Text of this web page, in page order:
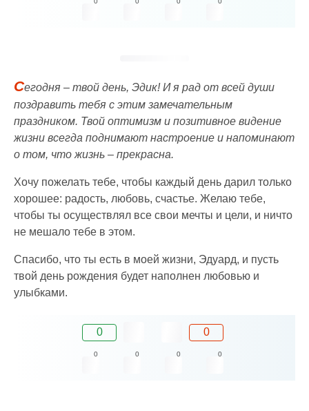
Сегодня – твой день, Эдик! И я рад от всей души
поздравить тебя с этим замечательным
праздником. Твой оптимизм и позитивное видение
жизни всегда поднимают настроение и напоминают
о том, что жизнь – прекрасна.
Хочу пожелать тебе, чтобы каждый день дарил только
хорошее: радость, любовь, счастье. Желаю тебе,
чтобы ты осуществлял все свои мечты и цели, и ничто
не мешало тебе в этом.
Спасибо, что ты есть в моей жизни, Эдуард, и пусть
твой день рождения будет наполнен любовью и
улыбками.
0 0
0 0 0 0